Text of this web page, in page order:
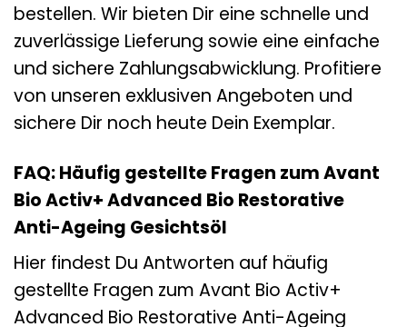
bestellen. Wir bieten Dir eine schnelle und
zuverlässige Lieferung sowie eine einfache
und sichere Zahlungsabwicklung. Profitiere
von unseren exklusiven Angeboten und
sichere Dir noch heute Dein Exemplar.
FAQ: Häufig gestellte Fragen zum Avant
Bio Activ+ Advanced Bio Restorative
Anti-Ageing Gesichtsöl
Hier findest Du Antworten auf häufig
gestellte Fragen zum Avant Bio Activ+
Advanced Bio Restorative Anti-Ageing